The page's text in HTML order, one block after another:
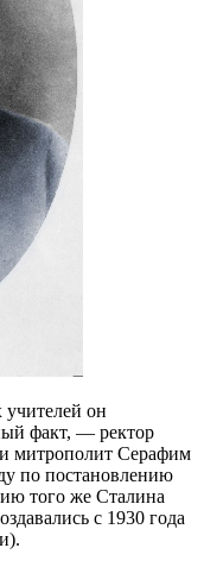
он
факт, — ректор
митрополит Серафим
по постановлению
того же Сталина
с 1930 года